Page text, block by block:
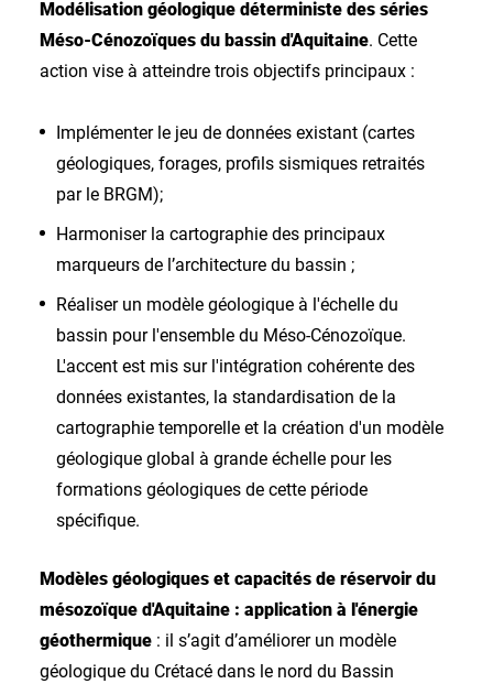
Modélisation géologique déterministe des séries
Méso-Cénozoïques du bassin d'Aquitaine. Cette
action vise à atteindre trois objectifs principaux :
Implémenter le jeu de données existant (cartes
géologiques, forages, profils sismiques retraités
par le BRGM);
Harmoniser la cartographie des principaux
marqueurs de l’architecture du bassin ;
Réaliser un modèle géologique à l'échelle du
bassin pour l'ensemble du Méso-Cénozoïque.
L'accent est mis sur l'intégration cohérente des
données existantes, la standardisation de la
cartographie temporelle et la création d'un modèle
géologique global à grande échelle pour les
formations géologiques de cette période
spécifique.
Modèles géologiques et capacités de réservoir du
mésozoïque d'Aquitaine : application à l'énergie
géothermique : il s’agit d’améliorer un modèle
géologique du Crétacé dans le nord du Bassin